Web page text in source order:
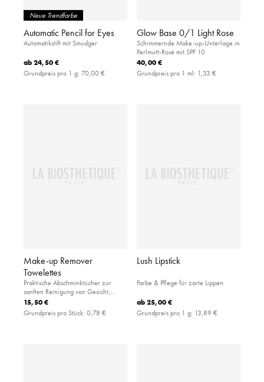
Neue Trendfarbe
Automatic Pencil for Eyes
Automatikstift mit Smudger
ab24,50 €
Grundpreis pro 1 g: 70,00 €
Glow Base 0/1 Light Rose
Schimmernde Make-up-Unterlage in
Perlmutt-Rosé mit SPF 10
40,00 €
Grundpreis pro 1 ml: 1,33 €
Make-up Remover
Towelettes
Praktische Abschminktücher zur
sanften Reinigung von Gesicht,
Augen und Lippen.
15,50 €
Grundpreis pro Stück: 0,78 €
Lush Lipstick
Farbe & Pflege für zarte Lippen
ab25,00 €
Grundpreis pro 1 g: 13,89 €